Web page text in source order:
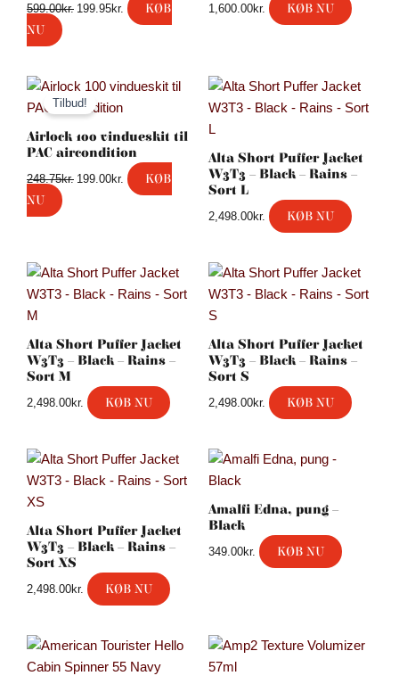
599.00kr. 599.00kr..
199.95kr. 199.95kr..
KØB
NU
1,600.00kr. KØB NU
Tilbud!
Airlock 100 vindueskit til
PAC aircondition
248.75kr.
Den
oprindelige
pris
248.75kr..
199.00kr.
Den
er:
199.00kr..
KØB
NU
Alta Short Puffer Jacket
W3T3 – Black – Rains –
Sort L
2,498.00kr. KØB NU
Alta Short Puffer Jacket
W3T3 – Black – Rains –
Sort M
2,498.00kr. KØB NU
Alta Short Puffer Jacket
W3T3 – Black – Rains –
Sort S
2,498.00kr. KØB NU
Alta Short Puffer Jacket
W3T3 – Black – Rains –
Sort XS
2,498.00kr. KØB NU
Amalfi Edna, pung –
Black
349.00kr. KØB NU